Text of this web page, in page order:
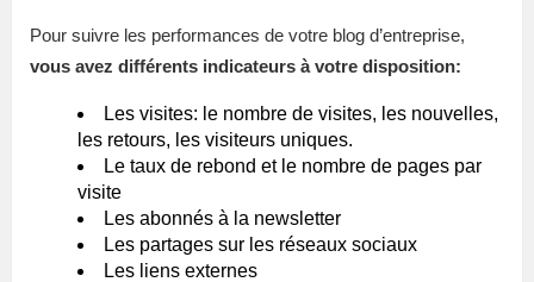
Pour suivre les performances de votre blog d’entreprise,
vous avez différents indicateurs à votre disposition:
Les visites: le nombre de visites, les nouvelles,
les retours, les visiteurs uniques.
Le taux de rebond et le nombre de pages par
visite
Les abonnés à la newsletter
Les partages sur les réseaux sociaux
Les liens externes